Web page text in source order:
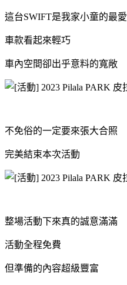
這台SWIFT是我家小童的最愛
車款看起來輕巧
車內空間卻出乎意料的寬敞
不免俗的一定要來張大合照
完美結束本次活動
整場活動下來真的誠意滿滿
活動全程免費
但準備的內容超級豐富